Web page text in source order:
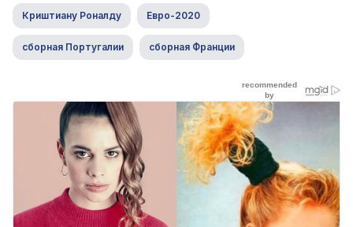
Криштиану Роналду Евро-2020
сборная Португалии сборная Франции